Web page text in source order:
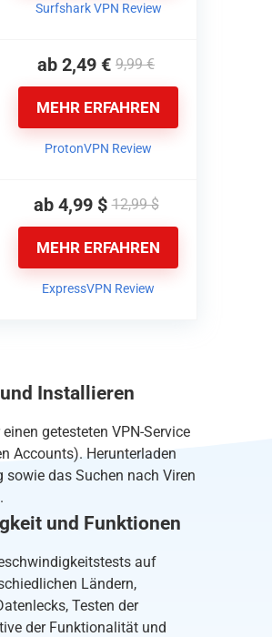
Surfshark VPN Review
ab 2,49 € 9,99 €
MEHR ERFAHREN
ProtonVPN Review
ab 4,99 $ 12,99 $
MEHR ERFAHREN
ExpressVPN Review
Installieren
getesteten VPN-Service
Accounts). Herunterladen
das Suchen nach Viren
und Funktionen
auf
Ländern,
Testen der
der Funktionalität und